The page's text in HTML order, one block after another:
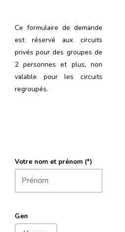
Ce formulaire de demande
est réservé aux circuits
privés pour des groupes de
2 personnes et plus, non
valable pour les circuits
regroupés.
Votre nom et prénom (*)
Gen